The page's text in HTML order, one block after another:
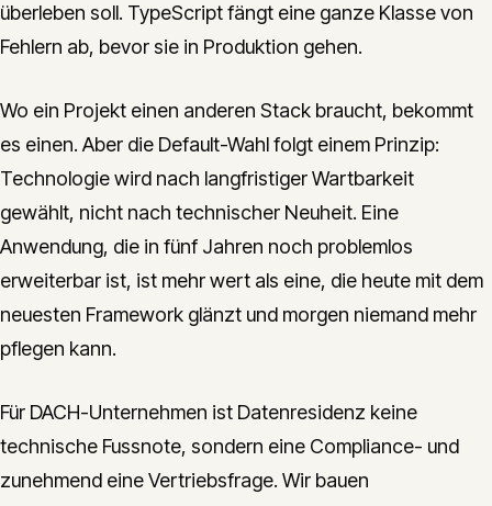
überleben soll. TypeScript fängt eine ganze Klasse von
Fehlern ab, bevor sie in Produktion gehen.
Wo ein Projekt einen anderen Stack braucht, bekommt
es einen. Aber die Default-Wahl folgt einem Prinzip:
Technologie wird nach langfristiger Wartbarkeit
gewählt, nicht nach technischer Neuheit. Eine
Anwendung, die in fünf Jahren noch problemlos
erweiterbar ist, ist mehr wert als eine, die heute mit dem
neuesten Framework glänzt und morgen niemand mehr
pflegen kann.
Für DACH-Unternehmen ist Datenresidenz keine
technische Fussnote, sondern eine Compliance- und
zunehmend eine Vertriebsfrage. Wir bauen